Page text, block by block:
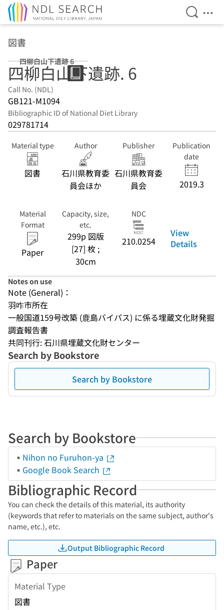
Open
図書
四柳白山下遺跡 6
四柳白山下遺跡. 6
Call No. (NDL)
GB121-M1094
Bibliographic ID of National Diet Library
029781714
Material type
図書
Author
石川県教育委
員会ほか
Publisher
石川県教育委
員会
Publication
date
2019.3
Material
Format
Paper
Capacity, size,
etc.
299p 図版
[27] 枚 ;
30cm
NDC
210.0254
View
Details
Notes on use
Note (General)：
羽咋市所在
一般国道159号改築 (鹿島バイパス) に係る埋蔵文化財発掘
調査報告書
共同刊行: 石川県埋蔵文化財センター
Search by Bookstore
Search by Bookstore
Search by Bookstore
Nihon no Furuhon-ya
Google Book Search
Bibliographic Record
You can check the details of this material, its authority
(keywords that refer to materials on the same subject, author's
name, etc.), etc.
Output Bibliographic Record
Paper
Material Type
図書